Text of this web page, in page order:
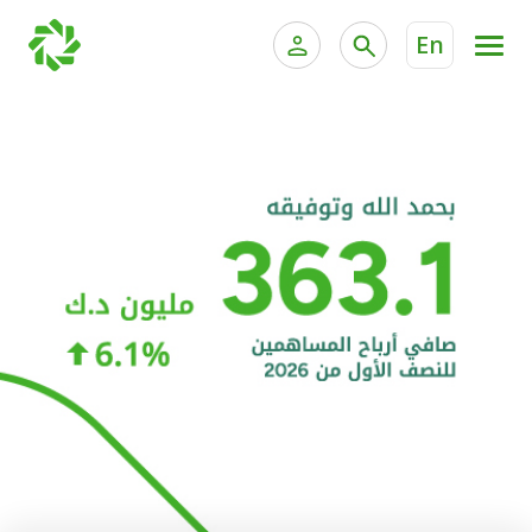
En
الخدمات المصرفية الإلكترونية للشركات
خدمة "بيتك" للتداول الإلكتروني
الحسابات المصرفية
البطاقات
"برامج العملاء"